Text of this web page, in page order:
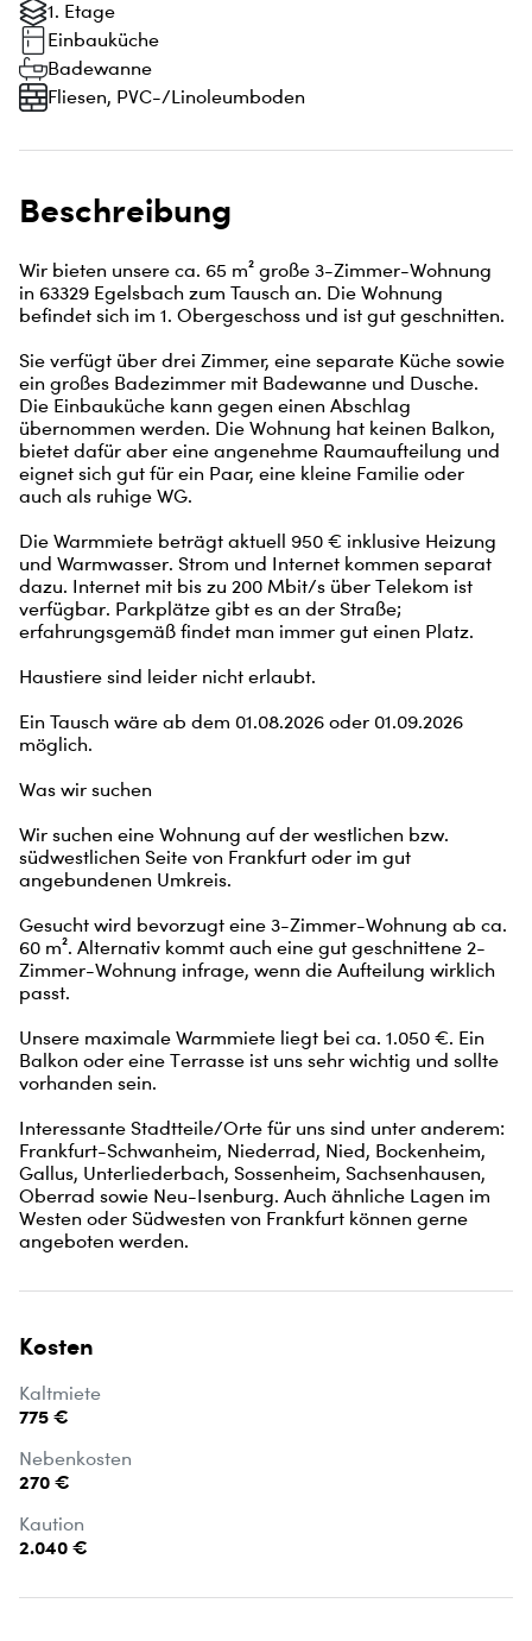
1. Etage
Einbauküche
Badewanne
Fliesen, PVC-/Linoleumboden
Beschreibung
Wir bieten unsere ca. 65 m² große 3-Zimmer-Wohnung
in 63329 Egelsbach zum Tausch an. Die Wohnung
befindet sich im 1. Obergeschoss und ist gut geschnitten.
Sie verfügt über drei Zimmer, eine separate Küche sowie
ein großes Badezimmer mit Badewanne und Dusche.
Die Einbauküche kann gegen einen Abschlag
übernommen werden. Die Wohnung hat keinen Balkon,
bietet dafür aber eine angenehme Raumaufteilung und
eignet sich gut für ein Paar, eine kleine Familie oder
auch als ruhige WG.
Die Warmmiete beträgt aktuell 950 € inklusive Heizung
und Warmwasser. Strom und Internet kommen separat
dazu. Internet mit bis zu 200 Mbit/s über Telekom ist
verfügbar. Parkplätze gibt es an der Straße;
erfahrungsgemäß findet man immer gut einen Platz.
Haustiere sind leider nicht erlaubt.
Ein Tausch wäre ab dem 01.08.2026 oder 01.09.2026
möglich.
Was wir suchen
Wir suchen eine Wohnung auf der westlichen bzw.
südwestlichen Seite von Frankfurt oder im gut
angebundenen Umkreis.
Gesucht wird bevorzugt eine 3-Zimmer-Wohnung ab ca.
60 m². Alternativ kommt auch eine gut geschnittene 2-
Zimmer-Wohnung infrage, wenn die Aufteilung wirklich
passt.
Unsere maximale Warmmiete liegt bei ca. 1.050 €. Ein
Balkon oder eine Terrasse ist uns sehr wichtig und sollte
vorhanden sein.
Interessante Stadtteile/Orte für uns sind unter anderem:
Frankfurt-Schwanheim, Niederrad, Nied, Bockenheim,
Gallus, Unterliederbach, Sossenheim, Sachsenhausen,
Oberrad sowie Neu-Isenburg. Auch ähnliche Lagen im
Westen oder Südwesten von Frankfurt können gerne
angeboten werden.
Kosten
Kaltmiete
775 €
Nebenkosten
270 €
Kaution
2.040 €